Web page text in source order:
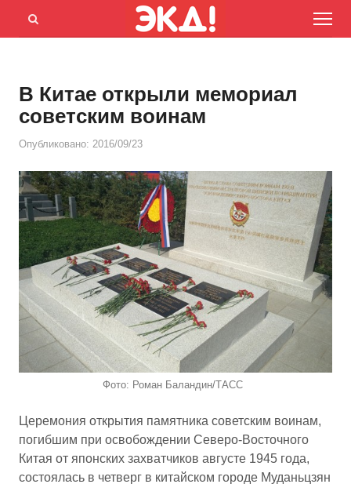
Menu
Открыть
В Китае открыли мемориал
советским воинам
Опубликовано: 2016/09/23
Фото: Роман Баландин/ТАСС
Церемония открытия памятника советским воинам,
погибшим при освобождении Северо-Восточного
Китая от японских захватчиков августе 1945 года,
состоялась в четверг в китайском городе Муданьцзян